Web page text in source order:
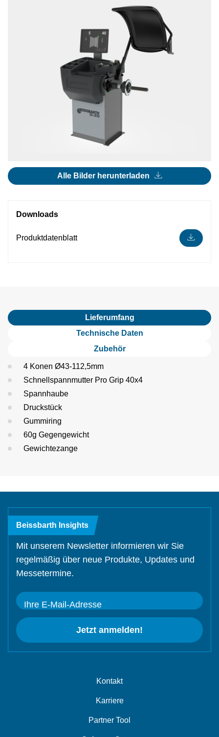
Alle Bilder herunterladen
Downloads
Produktdatenblatt
Lieferumfang
Technische Daten
Zubehör
4 Konen Ø43-112,5mm
Schnellspannmutter Pro Grip 40x4
Spannhaube
Druckstück
Gummiring
60g Gegengewicht
Gewichtezange
Kontakt
Karriere
Partner Tool
Beissbarth Insights
Mit unserem Newsletter informieren wir Sie
regelmäßig über neue Produkte, Updates und
Messetermine.
Ihre E-Mail-Adresse
Jetzt anmelden!